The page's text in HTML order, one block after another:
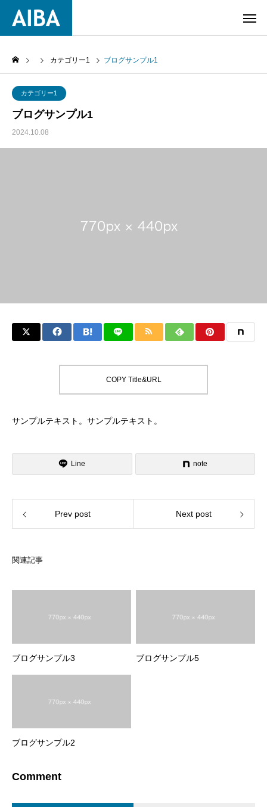
カテゴリー1 ブログサンプル1
カテゴリー1
ブログサンプル1
2024.10.08
COPY Title&URL
サンプルテキスト。サンプルテキスト。
Line note
Prev post Next post
関連記事
ブログサンプル3 ブログサンプル5
ブログサンプル2
Comment